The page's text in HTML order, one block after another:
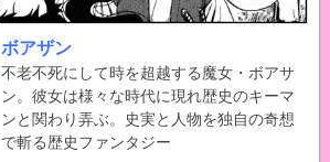
ボアザン
不老不死にして時を超越する魔女・ボアサ
ン。彼女は様々な時代に現れ歴史のキーマ
ンと関わり弄ぶ。史実と人物を独自の奇想
で斬る歴史ファンタジー